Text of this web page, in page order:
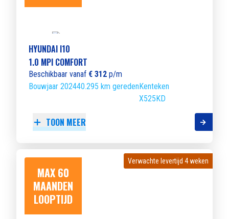
HYUNDAI I10
1.0 MPI COMFORT
Beschikbaar vanaf € 312 p/m
Bouwjaar 202440.295 km geredenKenteken
X525KD
TOON MEER
MAX 60
MAANDEN
LOOPTIJD
Verwachte levertijd 4 weken
Verwachte levertijd 4 weken